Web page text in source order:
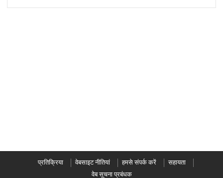
प्रतिक्रिया वेबसाइट नीतियां हमसे संपर्क करें
सहायता
वेब सूचना प्रबंधक